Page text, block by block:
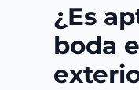
¿Es
boda